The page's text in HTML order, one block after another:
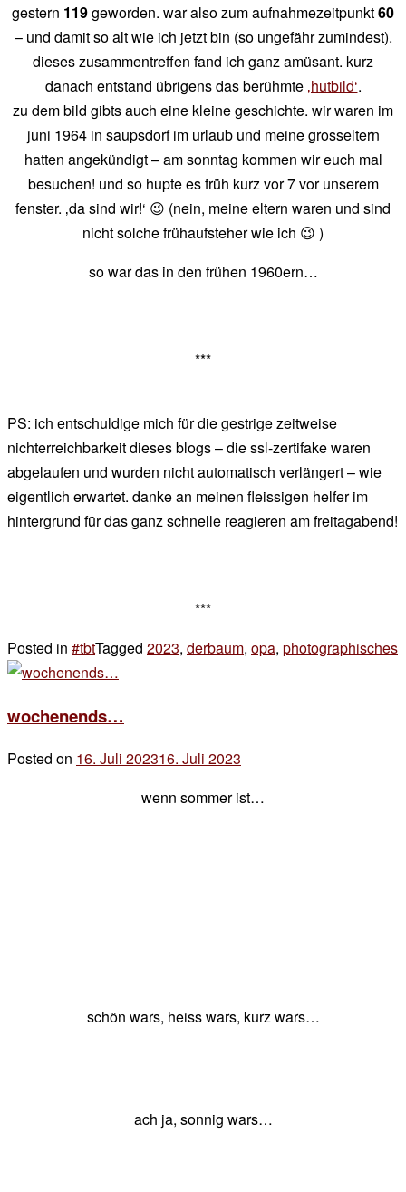
gestern 119geworden. war also zum aufnahmezeitpunkt60
– und damit so alt wie ich jetzt bin (so ungefähr zumindest).
dieses zusammentreffen fand ich ganz amüsant. kurz
danach entstand übrigens das berühmte ‚hutbild‘.
zu dem bild gibts auch eine kleine geschichte. wir waren im
juni 1964 in saupsdorf im urlaub und meine grosseltern
hatten angekündigt – am sonntag kommen wir euch mal
besuchen! und so hupte es früh kurz vor 7 vor unserem
fenster. ‚da sind wir!‘ 😉 (nein, meine eltern waren und sind
nicht solche frühaufsteher wie ich 😉 )
so war das in den frühen 1960ern…
***
PS: ich entschuldige mich für die gestrige zeitweise
nichterreichbarkeit dieses blogs – die ssl-zertifake waren
abgelaufen und wurden nicht automatisch verlängert – wie
eigentlich erwartet. danke an meinen fleissigen helfer im
hintergrund für das ganz schnelle reagieren am freitagabend!
***
Posted in #tbtTagged 2023, derbaum, opa, photographisches
wochenends…
Posted on 16. Juli 202316. Juli 2023
chef
wenn sommer ist…
schön wars, heiss wars, kurz wars…
ach ja, sonnig wars…